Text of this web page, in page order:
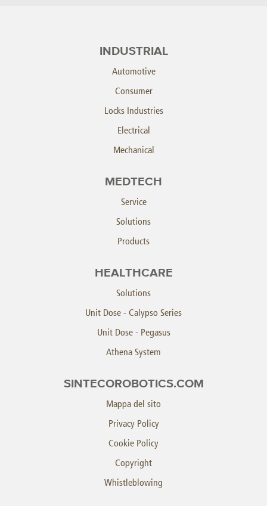
INDUSTRIAL
Automotive
Consumer
Locks Industries
Electrical
Mechanical
MEDTECH
Service
Solutions
Products
HEALTHCARE
Solutions
Unit Dose - Calypso Series
Unit Dose - Pegasus
Athena System
SINTECOROBOTICS.COM
Mappa del sito
Privacy Policy
Cookie Policy
Copyright
Whistleblowing